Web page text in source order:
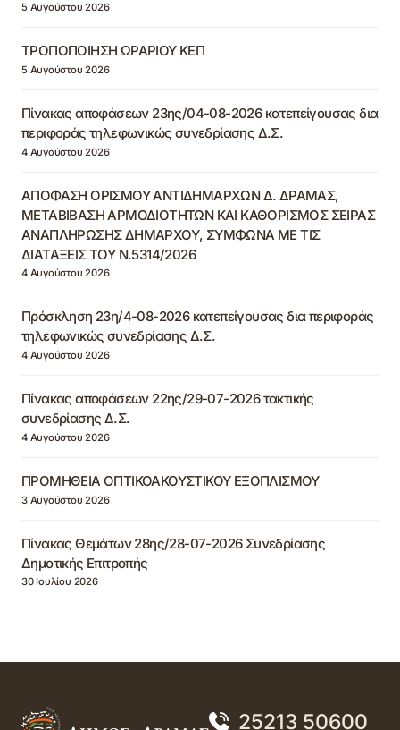
5 Αυγούστου 2026
ΤΡΟΠΟΠΟΙΗΣΗ ΩΡΑΡΙΟΥ ΚΕΠ
5 Αυγούστου 2026
Πίνακας αποφάσεων 23ης/04-08-2026 κατεπείγουσας δια
περιφοράς τηλεφωνικώς συνεδρίασης Δ.Σ.
4 Αυγούστου 2026
ΑΠΟΦΑΣΗ ΟΡΙΣΜΟΥ ΑΝΤΙΔΗΜΑΡΧΩΝ Δ. ΔΡΑΜΑΣ,
ΜΕΤΑΒΙΒΑΣΗ ΑΡΜΟΔΙΟΤΗΤΩΝ ΚΑΙ ΚΑΘΟΡΙΣΜΟΣ ΣΕΙΡΑΣ
ΑΝΑΠΛΗΡΩΣΗΣ ΔΗΜΑΡΧΟΥ, ΣΥΜΦΩΝΑ ΜΕ ΤΙΣ
ΔΙΑΤΑΞΕΙΣ ΤΟΥ Ν.5314/2026
4 Αυγούστου 2026
Πρόσκληση 23η/4-08-2026 κατεπείγουσας δια περιφοράς
τηλεφωνικώς συνεδρίασης Δ.Σ.
4 Αυγούστου 2026
Πίνακας αποφάσεων 22ης/29-07-2026 τακτικής
συνεδρίασης Δ.Σ.
4 Αυγούστου 2026
ΠΡΟΜΗΘΕΙΑ ΟΠΤΙΚΟΑΚΟΥΣΤΙΚΟΥ ΕΞΟΠΛΙΣΜΟΥ
3 Αυγούστου 2026
Πίνακας Θεμάτων 28ης/28-07-2026 Συνεδρίασης
Δημοτικής Επιτροπής
30 Ιουλίου 2026
25213 50600